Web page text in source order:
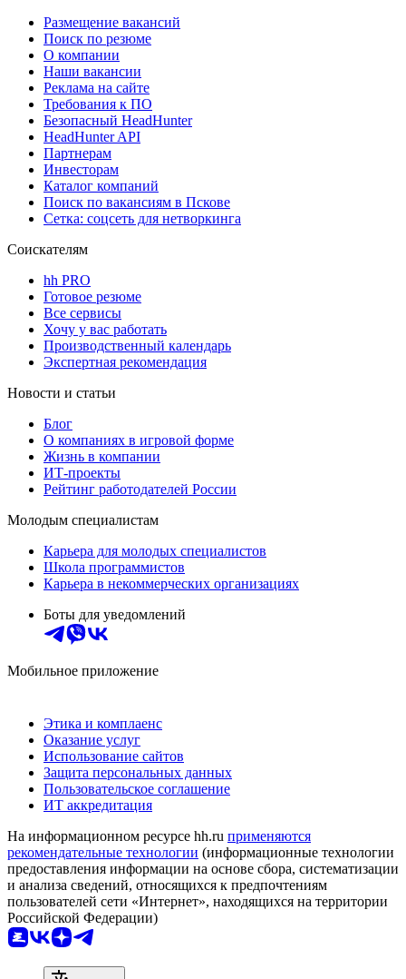
Размещение вакансий
Поиск по резюме
О компании
Наши вакансии
Реклама на сайте
Требования к ПО
Безопасный HeadHunter
HeadHunter API
Партнерам
Инвесторам
Каталог компаний
Поиск по вакансиям в Пскове
Сетка: соцсеть для нетворкинга
Соискателям
hh PRO
Готовое резюме
Все сервисы
Хочу у вас работать
Производственный календарь
Экспертная рекомендация
Новости и статьи
Блог
О компаниях в игровой форме
Жизнь в компании
ИТ-проекты
Рейтинг работодателей России
Молодым специалистам
Карьера для молодых специалистов
Школа программистов
Карьера в некоммерческих организациях
Боты для уведомлений
Мобильное приложение
Этика и комплаенс
Оказание услуг
Использование сайтов
Защита персональных данных
Пользовательское соглашение
ИТ аккредитация
На информационном ресурсе hh.ru применяются
рекомендательные технологии (информационные технологии
предоставления информации на основе сбора, систематизации
и анализа сведений, относящихся к предпочтениям
пользователей сети «Интернет», находящихся на территории
Российской Федерации)